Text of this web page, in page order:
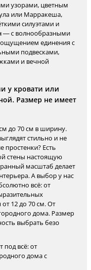
узорами, цветным
или Марракеша,
силуэтами и
— с волнообразными
единения с
подвесками,
и вечной
у кровати или
Размер не имеет
до 70 см в ширину.
стильно и не
Есть
стены настоящую
масштаб делает
А выбор у нас
всё: от
12 до 70 см. От
дома. Размер
выбрать безо
под всё: от
дома с